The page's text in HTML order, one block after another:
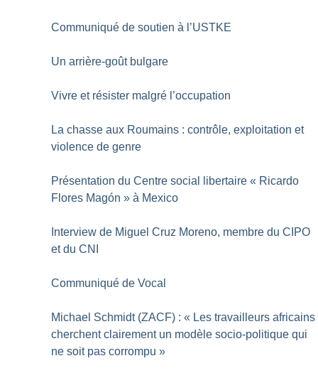
Communiqué de soutien à l’USTKE
Un arrière-goût bulgare
Vivre et résister malgré l’occupation
La chasse aux Roumains : contrôle, exploitation et
violence de genre
Présentation du Centre social libertaire « Ricardo
Flores Magón » à Mexico
Interview de Miguel Cruz Moreno, membre du CIPO
et du CNI
Communiqué de Vocal
Michael Schmidt (ZACF) : « Les travailleurs africains
cherchent clairement un modèle socio-politique qui
ne soit pas corrompu »